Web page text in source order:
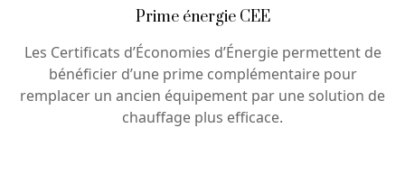
Prime énergie CEE
Les Certificats d’Économies d’Énergie permettent de
bénéficier d’une prime complémentaire pour
remplacer un ancien équipement par une solution de
chauffage plus efficace.